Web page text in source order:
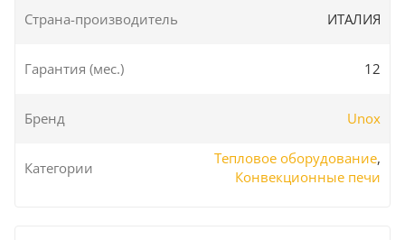
Страна-производитель ИТАЛИЯ
Гарантия (мес.) 12
Бренд Unox
Категории
Тепловое оборудование,
Конвекционные печи